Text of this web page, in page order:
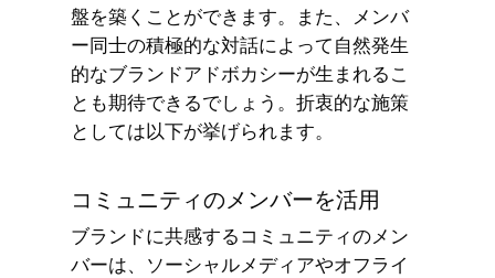
盤を築くことができます。また、メンバ
ー同士の積極的な対話によって自然発生
的なブランドアドボカシーが生まれるこ
とも期待できるでしょう。折衷的な施策
としては以下が挙げられます。
コミュニティのメンバーを活用
ブランドに共感するコミュニティのメン
バーは、ソーシャルメディアやオフライ